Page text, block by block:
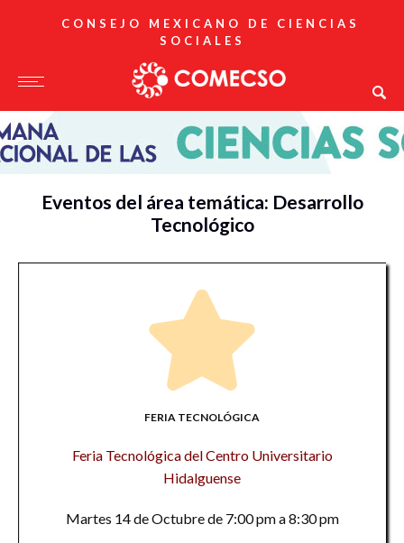
CONSEJO MEXICANO DE CIENCIAS
SOCIALES
Eventos del área temática: Desarrollo
Tecnológico
FERIA TECNOLÓGICA
Feria Tecnológica del Centro Universitario
Hidalguense
Martes 14 de Octubre de 7:00 pm a 8:30 pm